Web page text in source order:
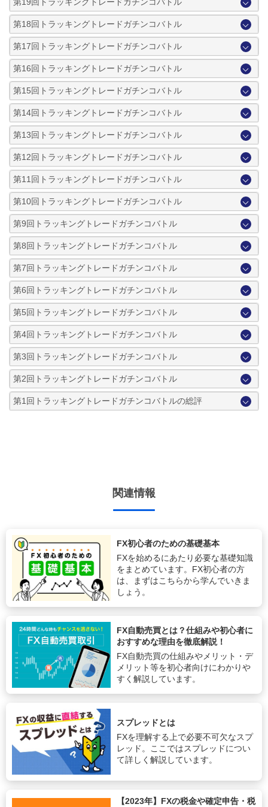
第18回トラッキングトレードガチンコバトル
第17回トラッキングトレードガチンコバトル
第16回トラッキングトレードガチンコバトル
第15回トラッキングトレードガチンコバトル
第14回トラッキングトレードガチンコバトル
第13回トラッキングトレードガチンコバトル
第12回トラッキングトレードガチンコバトル
第11回トラッキングトレードガチンコバトル
第10回トラッキングトレードガチンコバトル
第9回トラッキングトレードガチンコバトル
第8回トラッキングトレードガチンコバトル
第7回トラッキングトレードガチンコバトル
第6回トラッキングトレードガチンコバトル
第5回トラッキングトレードガチンコバトル
第4回トラッキングトレードガチンコバトル
第3回トラッキングトレードガチンコバトル
第2回トラッキングトレードガチンコバトル
第1回トラッキングトレードガチンコバトルの総評
関連情報
FX初心者のための基礎基本
FXを始めるにあたり必要な基礎知識
をまとめています。FX初心者の方
は、まずはこちらから学んでいきま
しょう。
FX自動売買とは？仕組みや初心者に
おすすめな理由を徹底解説！
FX自動売買の仕組みやメリット・デ
メリット等を初心者向けにわかりや
すく解説しています。
スプレッドとは
FXを理解する上で必要不可欠なスプ
レッド。ここではスプレッドについ
て詳しく解説しています。
【2023年】FXの税金や確定申告・税